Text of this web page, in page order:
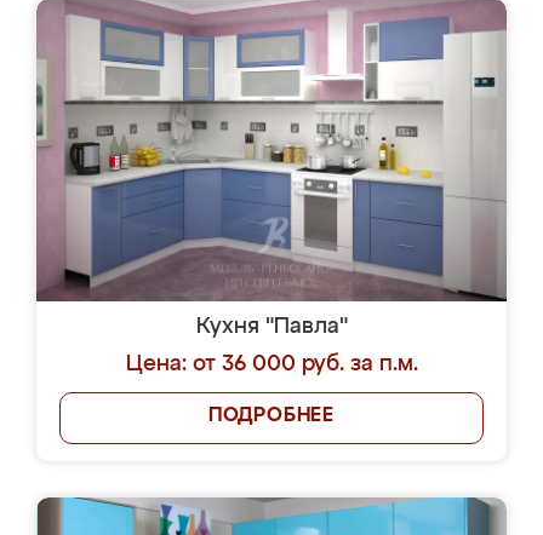
Кухня "Павла"
Цена: от 36 000 руб. за п.м.
ПОДРОБНЕЕ